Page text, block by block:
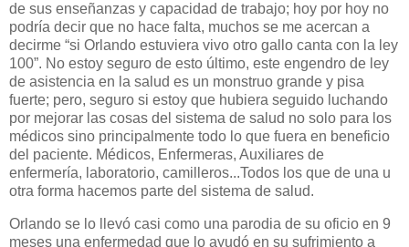
de sus enseñanzas y capacidad de trabajo; hoy por hoy no
podría decir que no hace falta, muchos se me acercan a
decirme “si Orlando estuviera vivo otro gallo canta con la ley
100”. No estoy seguro de esto último, este engendro de ley
de asistencia en la salud es un monstruo grande y pisa
fuerte; pero, seguro si estoy que hubiera seguido luchando
por mejorar las cosas del sistema de salud no solo para los
médicos sino principalmente todo lo que fuera en beneficio
del paciente. Médicos, Enfermeras, Auxiliares de
enfermería, laboratorio, camilleros...Todos los que de una u
otra forma hacemos parte del sistema de salud.
Orlando se lo llevó casi como una parodia de su oficio en 9
meses una enfermedad que lo ayudó en su sufrimiento a